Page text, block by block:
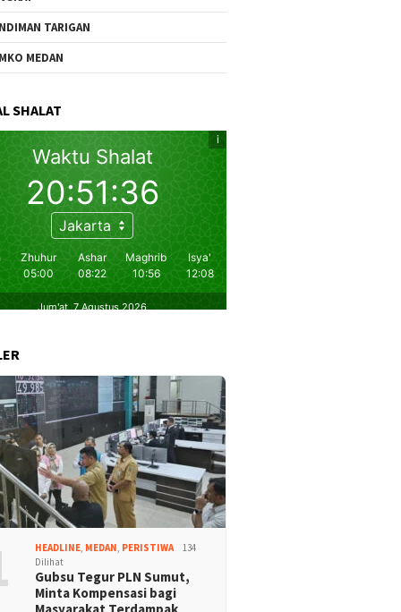
TARIGAN
MEDAN
SHALAT
HEADLINE, MEDAN, PERISTIWA
134
Dilihat
Gubsu Tegur PLN Sumut,
Minta Kompensasi bagi